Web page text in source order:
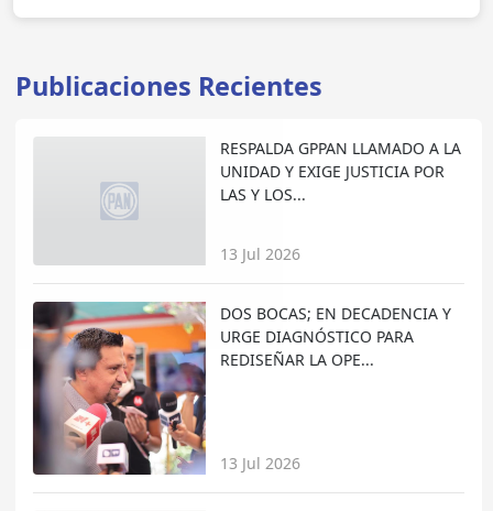
Publicaciones Recientes
RESPALDA GPPAN LLAMADO A LA
UNIDAD Y EXIGE JUSTICIA POR
LAS Y LOS...
13 Jul 2026
DOS BOCAS; EN DECADENCIA Y
URGE DIAGNÓSTICO PARA
REDISEÑAR LA OPE...
13 Jul 2026